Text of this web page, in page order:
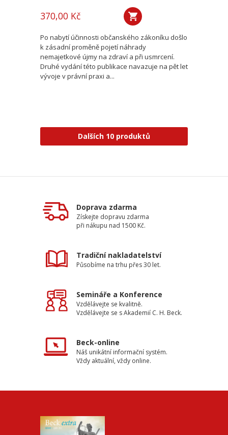
370,00 Kč
Po nabytí účinnosti občanského zákoníku došlo
k zásadní proměně pojetí náhrady
nemajetkové újmy na zdraví a při usmrcení.
Druhé vydání této publikace navazuje na pět let
vývoje v právní praxi a...
Dalších 10 produktů
Doprava zdarma
Získejte dopravu zdarma
při nákupu nad 1500 Kč.
Tradiční nakladatelství
Působíme na trhu přes 30 let.
Semináře a Konference
Vzdělávejte se kvalitně.
Vzdělávejte se s Akademií C. H. Beck.
Beck-online
Náš unikátní informační systém.
Vždy aktuální, vždy online.